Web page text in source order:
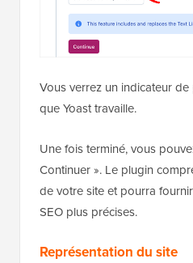
Vous verrez un indicateur
que Yoast travaille.
Une fois terminé, vous
Continuer ». Le plugin
de votre site et pourra
SEO plus précises.
Représentation du site